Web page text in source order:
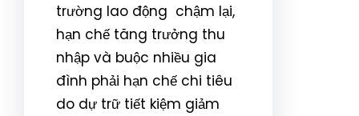
trường lao động chậm lại,
hạn chế tăng trưởng thu
nhập và buộc nhiều gia
đình phải hạn chế chi tiêu
do dự trữ tiết kiệm giảm